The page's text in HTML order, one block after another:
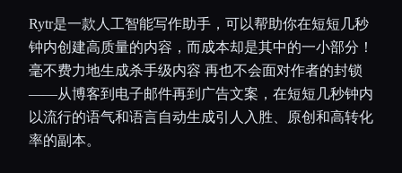
Rytr是一款人工智能写作助手，可以帮助你在短短几秒
钟内创建高质量的内容，而成本却是其中的一小部分！
毫不费力地生成杀手级内容 再也不会面对作者的封锁
——从博客到电子邮件再到广告文案，在短短几秒钟内
以流行的语气和语言自动生成引人入胜、原创和高转化
率的副本。